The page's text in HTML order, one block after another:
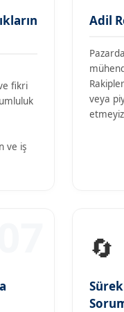
fikri
ve iş
Adil
veya
🔄